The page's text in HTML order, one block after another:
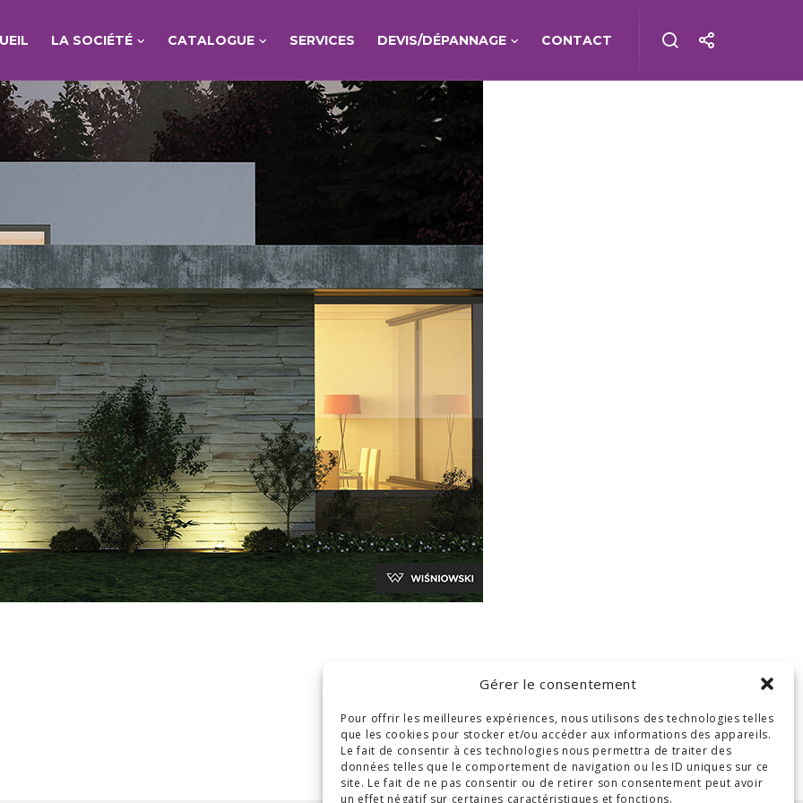
Gérer le consentement
Pour offrir les meilleures expériences, nous utilisons des technologies telles
que les cookies pour stocker et/ou accéder aux informations des appareils.
Le fait de consentir à ces technologies nous permettra de traiter des
données telles que le comportement de navigation ou les ID uniques sur ce
site. Le fait de ne pas consentir ou de retirer son consentement peut avoir
un effet négatif sur certaines caractéristiques et fonctions.
LA SOCIÉTÉ CATALOGUE SERVICES DEVIS/DÉPANNAGE CONTACT